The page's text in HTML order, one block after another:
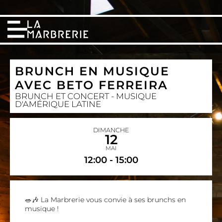
BRUNCH EN MUSIQUE
AVEC BETO FERREIRA
BRUNCH ET CONCERT - MUSIQUE
D'AMÉRIQUE LATINE
DIMANCHE
12
MAI
12:00 - 15:00
🥗🎶 La Marbrerie vous convie à ses brunchs en
musique !